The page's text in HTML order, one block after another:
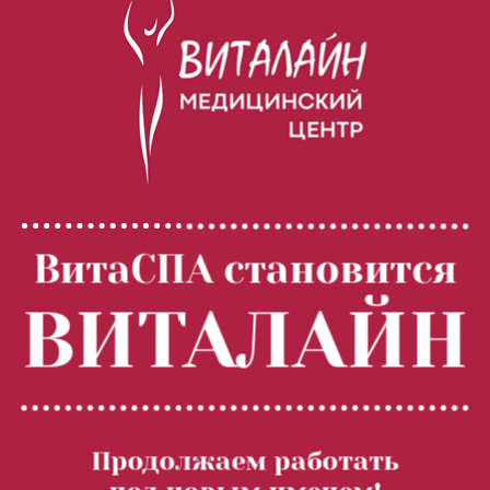
Ультразвуковая терапия с Локальным
Динамическим Микромассажем (LDM) (20
ВитаСПА становится
ВИТАЛАЙН
Продолжаем работать